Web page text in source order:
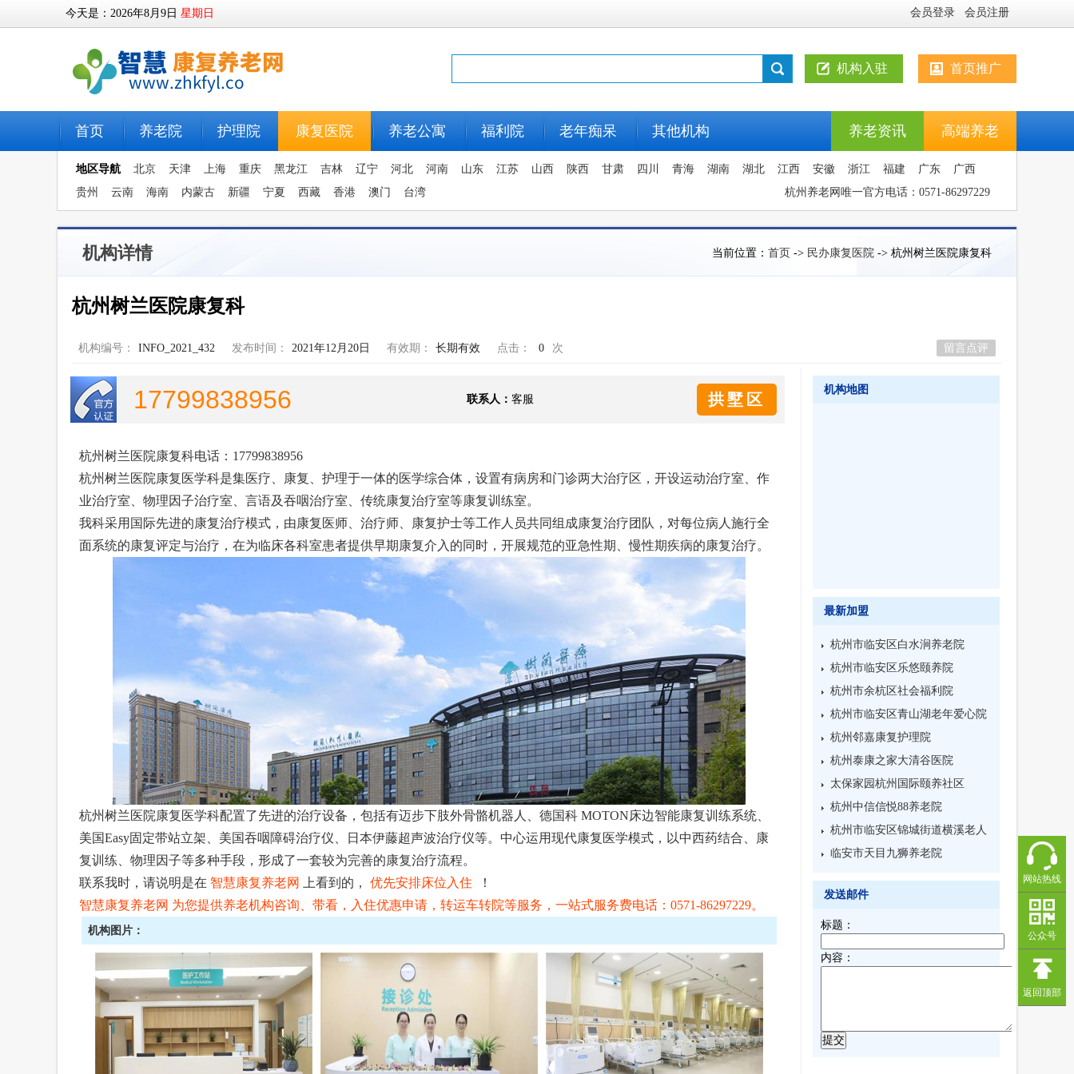
今天是： 2026年8月9日 星期日 会员登录 会员注册
机构入驻 首页推广
首页 养老院 护理院 康复医院 养老公寓 福利院 老年痴呆 其他机构 高端养老
养老资讯
地区导航 北京 天津 上海 重庆 黑龙江 吉林 辽宁 河北 河南 山东 江苏 山西 陕西 甘肃 四川 青海 湖南 湖北 江西 安徽 浙江 福建 广东
广西
贵州
云南 海南 内蒙古 新疆 宁夏 西藏 香港 澳门 台湾 杭州养老网唯一官方电话：0571-86297229
机构详情 当前位置： 首页 -> 民办康复医院 -> 杭州树兰医院康复科
杭州树兰医院康复科
机构编号： INFO_2021_432 发布时间： 2021年12月20日 有效期： 长期有效 点击： 0 次 留言点评
17799838956 联系人： 客服 拱墅区
杭州树兰医院康复科电话：17799838956
杭州树兰医院康复医学科是集医疗、康复、护理于一体的医学综合体，设置有病房和门诊两大治疗区，开设运动治疗室、作
业治疗室、物理因子治疗室、言语及吞咽治疗室、传统康复治疗室等康复训练室。
我科采用国际先进的康复治疗模式，由康复医师、治疗师、康复护士等工作人员共同组成康复治疗团队，对每位病人施行全
面系统的康复评定与治疗，在为临床各科室患者提供早期康复介入的同时，开展规范的亚急性期、慢性期疾病的康复治疗。
杭州树兰医院康复医学科配置了先进的治疗设备，包括有迈步下肢外骨骼机器人、德国科 MOTON床边智能康复训练系统、
美国Easy固定带站立架、美国吞咽障碍治疗仪、日本伊藤超声波治疗仪等。中心运用现代康复医学模式，以中西药结合、康
复训练、物理因子等多种手段，形成了一套较为完善的康复治疗流程。
联系我时，请说明是在 智慧康复养老网 上看到的， 优先安排床位入住 ！
智慧康复养老网 为您提供养老机构咨询、带看，入住优惠申请，转运车转院等服务，一站式服务费电话：0571-86297229。
机构图片：
机构地图
最新加盟
杭州市临安区白水涧养老院
杭州市临安区乐悠颐养院
杭州市余杭区社会福利院
杭州市临安区青山湖老年爱心院
杭州邻嘉康复护理院
杭州泰康之家大清谷医院
太保家园杭州国际颐养社区
杭州中信信悦88养老院
杭州市临安区锦城街道横溪老人
寄养院
临安市天目九狮养老院
发送邮件
标题：
内容：
网站热线
公众号
返回顶部